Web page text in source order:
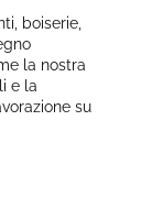
boiserie,
la nostra
e la
su